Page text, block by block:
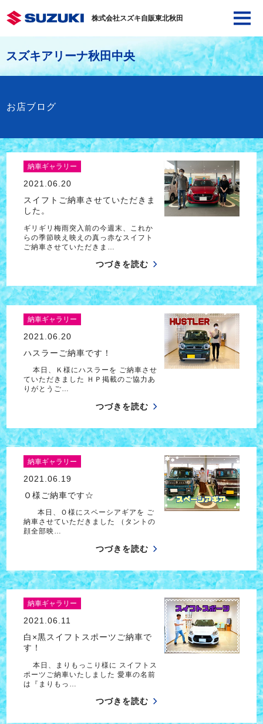
株式会社スズキ自販東北秋田
スズキアリーナ秋田中央
お店ブログ
納車ギャラリー
2021.06.20
スイフトご納車させていただきま
した。
ギリギリ梅雨突入前の今週末、これか
らの季節映え映えの真っ赤なスイフト
ご納車させていただきま…
つづきを読む
納車ギャラリー
2021.06.20
ハスラーご納車です！
本日、Ｋ様にハスラーを ご納車させ
ていただきました ＨＰ掲載のご協力あ
りがとうご…
つづきを読む
納車ギャラリー
2021.06.19
Ｏ様ご納車です☆
本日、Ｏ様にスペーシアギアを ご
納車させていただきました （タントの
顔全部映…
つづきを読む
納車ギャラリー
2021.06.11
白×黒スイフトスポーツご納車で
す！
本日、まりもっこり様に スイフトス
ポーツご納車いたしました 愛車の名前
は『まりもっ…
つづきを読む